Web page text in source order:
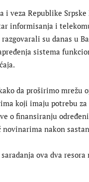
i veza Republike Srpske
informisanja i
su danas u
sistema
da proširimo mrežu
koji imaju potrebu
o finansiranju
nakon
ova dva resora